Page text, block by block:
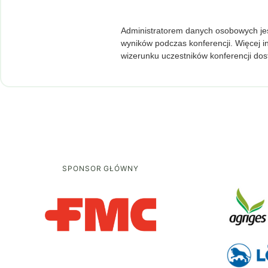
Administratorem danych osobowych
wyników podczas konferencji. Więcej
wizerunku uczestników konferencji
SPONSOR GŁÓWNY